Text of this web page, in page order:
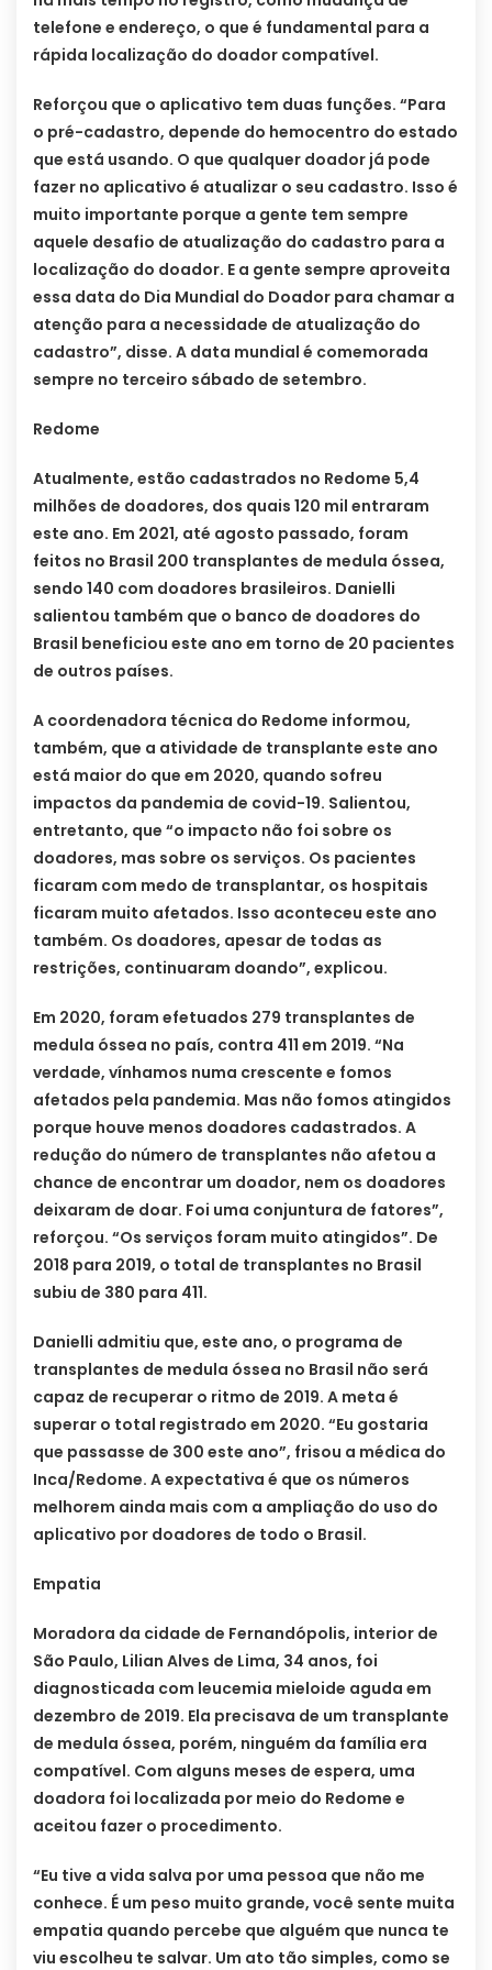
telefone e endereço, o que é fundamental para a
rápida localização do doador compatível.
Reforçou que o aplicativo tem duas funções. “Para
o pré-cadastro, depende do hemocentro do estado
que está usando. O que qualquer doador já pode
fazer no aplicativo é atualizar o seu cadastro. Isso é
muito importante porque a gente tem sempre
aquele desafio de atualização do cadastro para a
localização do doador. E a gente sempre aproveita
essa data do Dia Mundial do Doador para chamar a
atenção para a necessidade de atualização do
cadastro”, disse. A data mundial é comemorada
sempre no terceiro sábado de setembro.
Redome
Atualmente, estão cadastrados no Redome 5,4
milhões de doadores, dos quais 120 mil entraram
este ano. Em 2021, até agosto passado, foram
feitos no Brasil 200 transplantes de medula óssea,
sendo 140 com doadores brasileiros. Danielli
salientou também que o banco de doadores do
Brasil beneficiou este ano em torno de 20 pacientes
de outros países.
A coordenadora técnica do Redome informou,
também, que a atividade de transplante este ano
está maior do que em 2020, quando sofreu
impactos da pandemia de covid-19. Salientou,
entretanto, que “o impacto não foi sobre os
doadores, mas sobre os serviços. Os pacientes
ficaram com medo de transplantar, os hospitais
ficaram muito afetados. Isso aconteceu este ano
também. Os doadores, apesar de todas as
restrições, continuaram doando”, explicou.
Em 2020, foram efetuados 279 transplantes de
medula óssea no país, contra 411 em 2019. “Na
verdade, vínhamos numa crescente e fomos
afetados pela pandemia. Mas não fomos atingidos
porque houve menos doadores cadastrados. A
redução do número de transplantes não afetou a
chance de encontrar um doador, nem os doadores
deixaram de doar. Foi uma conjuntura de fatores”,
reforçou. “Os serviços foram muito atingidos”. De
2018 para 2019, o total de transplantes no Brasil
subiu de 380 para 411.
Danielli admitiu que, este ano, o programa de
transplantes de medula óssea no Brasil não será
capaz de recuperar o ritmo de 2019. A meta é
superar o total registrado em 2020. “Eu gostaria
que passasse de 300 este ano”, frisou a médica do
Inca/Redome. A expectativa é que os números
melhorem ainda mais com a ampliação do uso do
aplicativo por doadores de todo o Brasil.
Empatia
Moradora da cidade de Fernandópolis, interior de
São Paulo, Lilian Alves de Lima, 34 anos, foi
diagnosticada com leucemia mieloide aguda em
dezembro de 2019. Ela precisava de um transplante
de medula óssea, porém, ninguém da família era
compatível. Com alguns meses de espera, uma
doadora foi localizada por meio do Redome e
aceitou fazer o procedimento.
“Eu tive a vida salva por uma pessoa que não me
conhece. É um peso muito grande, você sente muita
empatia quando percebe que alguém que nunca te
viu escolheu te salvar. Um ato tão simples, como se